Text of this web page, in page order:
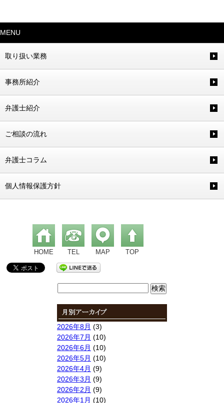
MENU
取り扱い業務
事務所紹介
弁護士紹介
ご相談の流れ
弁護士コラム
個人情報保護方針
HOME TEL MAP TOP
2026年8月 (3)
2026年7月 (10)
2026年6月 (10)
2026年5月 (10)
2026年4月 (9)
2026年3月 (9)
2026年2月 (9)
2026年1月 (10)